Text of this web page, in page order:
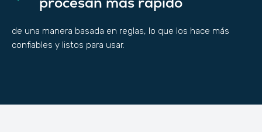
de una manera basada en reglas, lo que los hace más
confiables y listos para usar.